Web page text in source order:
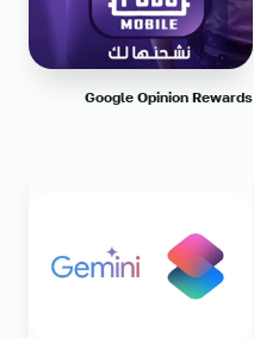
Google Opinion Rewards